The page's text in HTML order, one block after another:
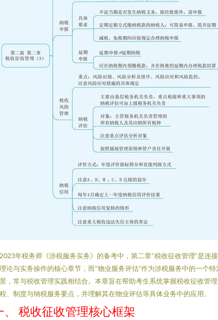
年税务师《涉税服务实务》的备考中，第二章“税收征收管理”是连
论与实务操作的核心章节，而“物业服务评估”作为涉税服务中的一个特
，常与税收管理实践相结合。本章旨在帮助考生系统掌握税收征收管
、制度与纳税服务要点，并理解其在物业评估等具体业务中的应用。
、 税收征收管理核心框架